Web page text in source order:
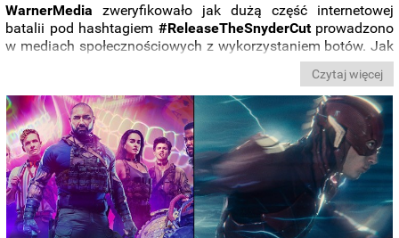
WarnerMedia zweryfikowało jak dużą część internetowej
batalii pod hashtagiem #ReleaseTheSnyderCutprowadzono
w mediach społecznościowych z wykorzystaniem botów. Jak
się okazuje, ilość takich fałszywych kont była przy okazji
” równie bezprecedensowa,
co sama inicjatywa fanów.
Czytaj więcej